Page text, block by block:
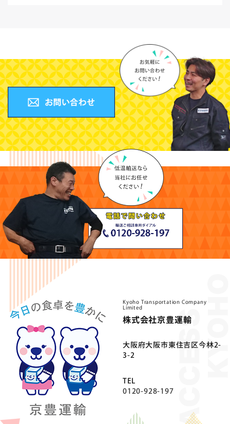
Kyoho Transportation Company
Limited
株式会社京豊運輸
⼤阪府⼤阪市東住吉区今林2-
3-2
TEL
0120-928-197